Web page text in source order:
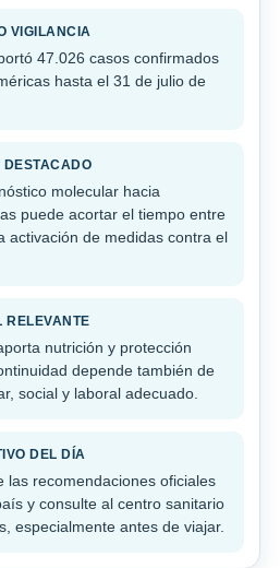
VIGILANCIA
47.026 casos confirmados
hasta el 31 de julio de
DESTACADO
molecular hacia
puede acortar el tiempo entre
activación de medidas contra el
RELEVANTE
nutrición y protección
depende también de
social y laboral adecuado.
DEL DÍA
las recomendaciones oficiales
y consulte al centro sanitario
especialmente antes de viajar.